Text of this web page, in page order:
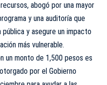
abogó por una mayor
y una auditoría que
y asegure un impacto
más vulnerable.
un monto de 1,500 pesos es
por el Gobierno